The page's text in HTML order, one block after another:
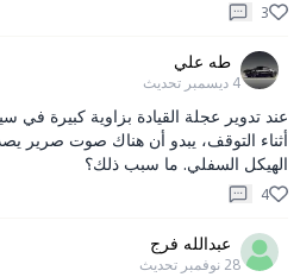
3
طه علي
4 ديسمبر تحديث
أثناء التوقف، يبدو أن هناك صوت صرير
الهيكل السفلي. ما سبب ذلك؟
4
عبدالله فرج
28 نوفمبر تحديث